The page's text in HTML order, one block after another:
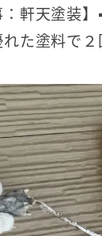
：軒天塗装
た塗料で２